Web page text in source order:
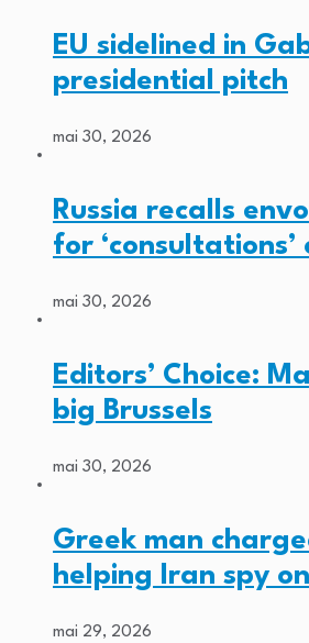
EU sidelined in
presidential pitch
mai 30, 2026
Russia recalls
for
mai 30, 2026
Editors’ Choice:
big Brussels
mai 30, 2026
Greek man
helping Iran spy
mai 29, 2026